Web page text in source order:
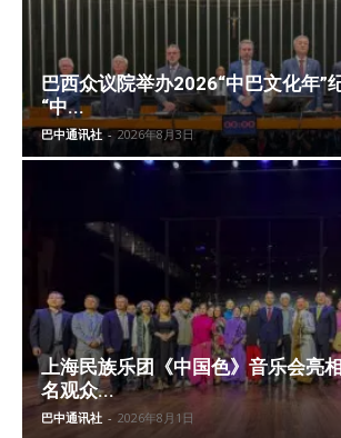
巴西众议院举办2026“中巴文化年”
“中...
巴中通讯社 - 2026年8月3日
上海民族乐团《中国色》音乐会亮
名观众...
巴中通讯社 - 2026年8月1日